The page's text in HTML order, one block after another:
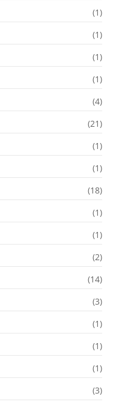
(1)
(1)
(1)
(1)
(4)
(21)
(1)
(1)
(18)
(1)
(1)
(2)
(14)
(3)
(1)
(1)
(1)
(3)